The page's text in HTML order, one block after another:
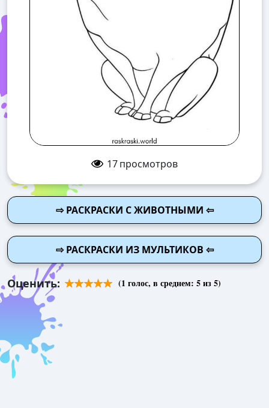
17просмотров
⇨ РАСКРАСКИ С ЖИВОТНЫМИ ⇦
⇨ РАСКРАСКИ ИЗ МУЛЬТИКОВ ⇦
Оценить: (1 голос, в среднем: 5из 5)